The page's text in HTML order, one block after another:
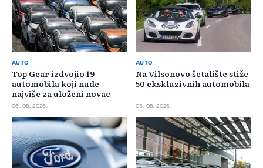
AUTO
Top Gear izdvojio 19
automobila koji nude
najviše za uloženi novac
06. 08. 2026.
AUTO
Na Vilsonovo šetalište stiže
50 ekskluzivnih automobila
05. 08. 2026.